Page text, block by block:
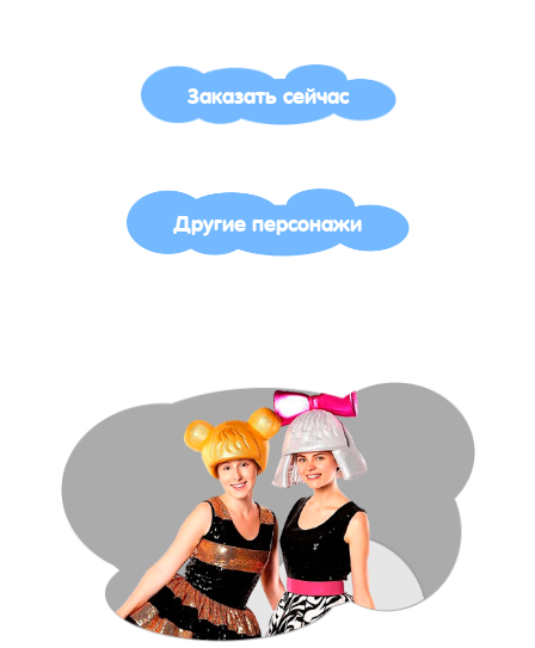
Заказать сейчас
Другие персонажи